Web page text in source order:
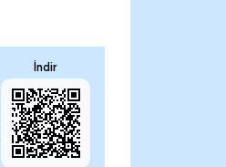
İndir